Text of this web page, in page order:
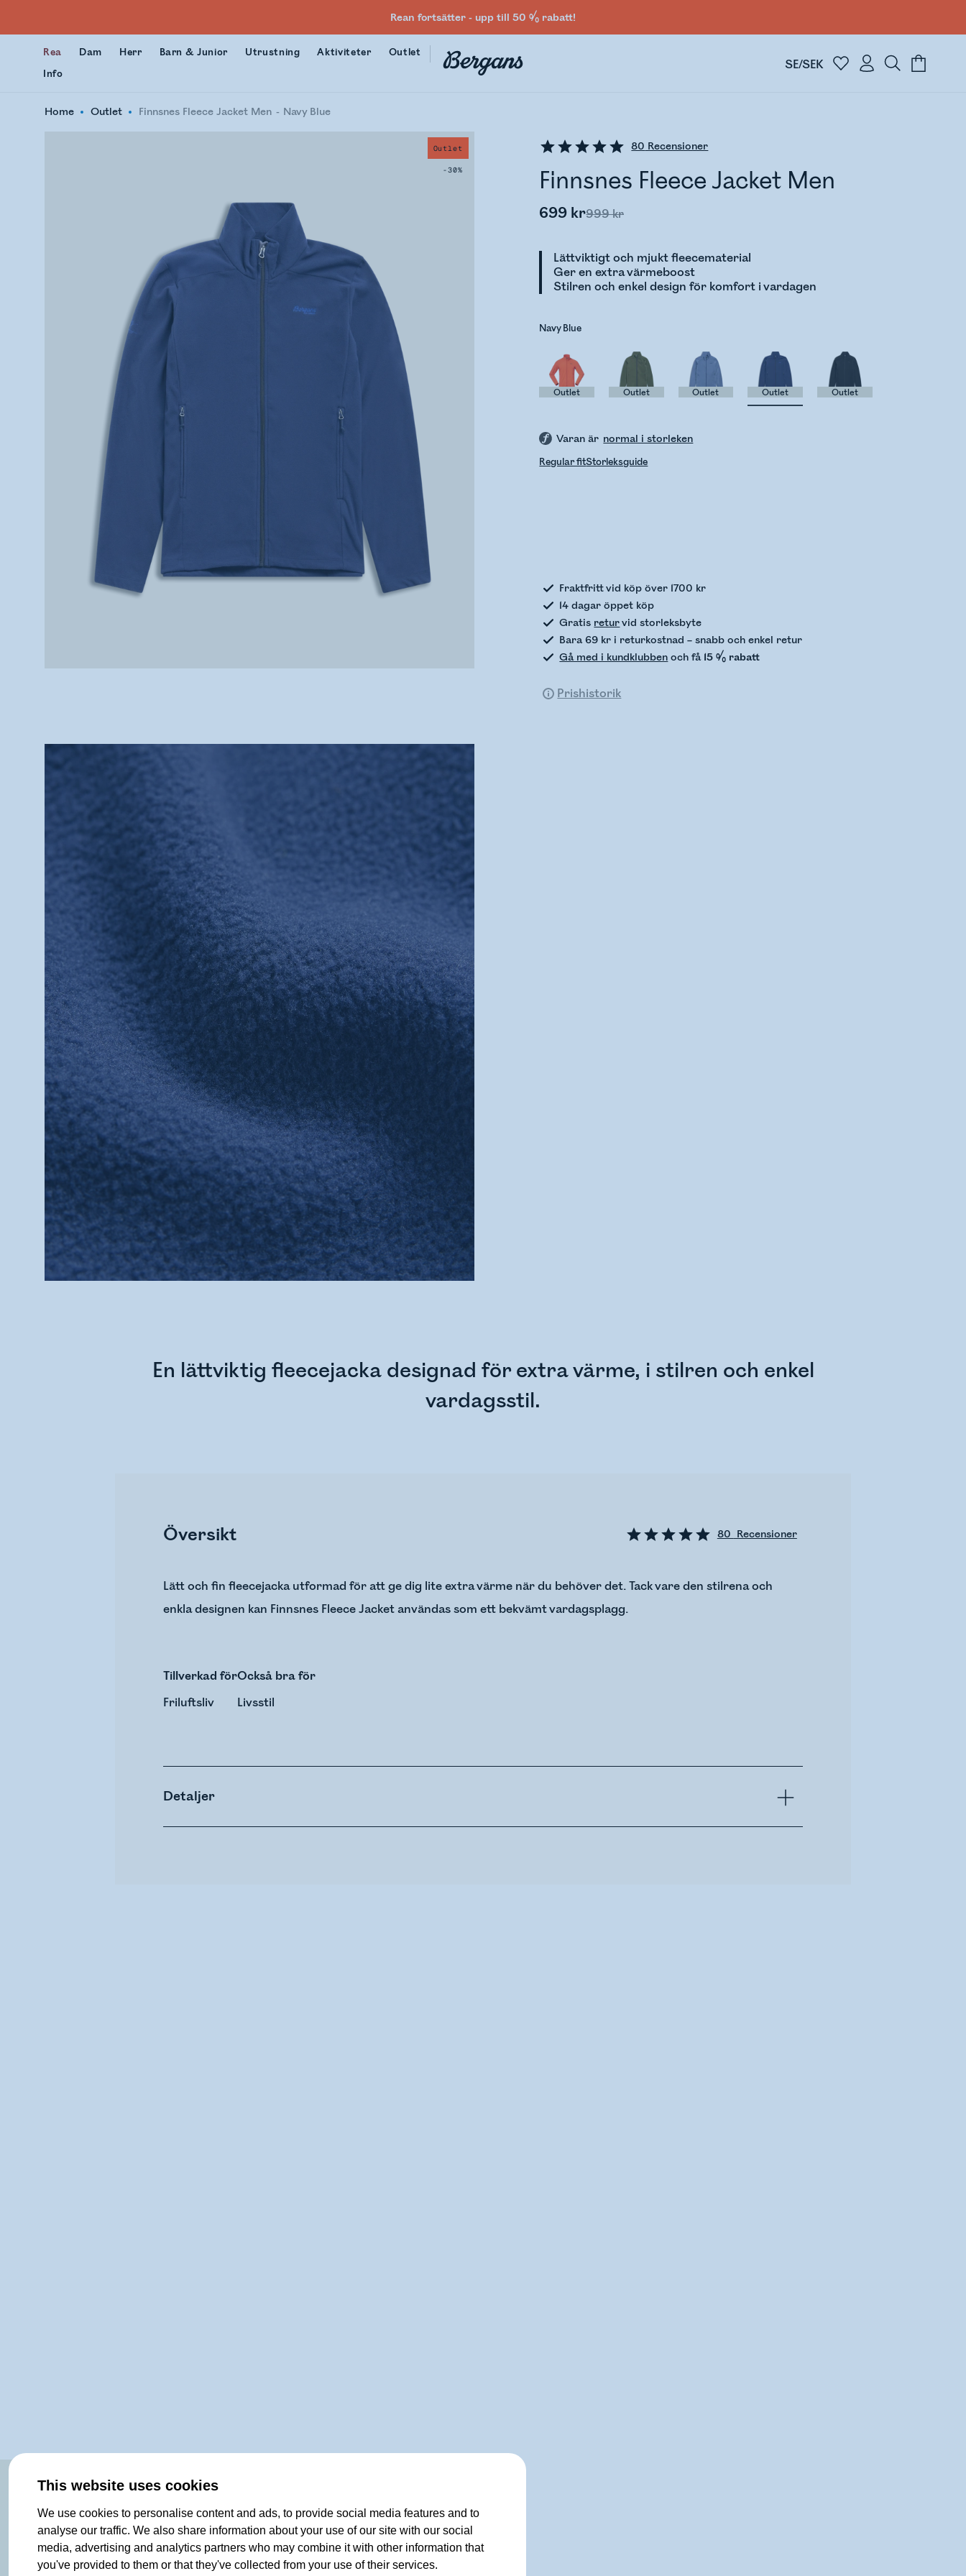
This website uses cookies
We use cookies to personalise content and ads, to provide social media features and to
analyse our traffic. We also share information about your use of our site with our social
media, advertising and analytics partners who may combine it with other information that
you've provided to them or that they've collected from your use of their services.
Rean fortsätter - upp till 50 % rabatt!
Rea Dam Herr Barn & Junior Utrustning Aktiviteter
Outlet
Info
SE/SEK
Home Outlet Finnsnes Fleece Jacket Men Navy Blue
Outlet
-30%
80 Recensioner
Finnsnes Fleece Jacket Men
699 kr999 kr
Lättviktigt och mjukt fleecematerial
Ger en extra värmeboost
Stilren och enkel design för komfort i vardagen
Navy Blue
Outlet Outlet Outlet Outlet Outlet
Varan är normal i storleken
Regular fitStorleksguide
Fraktfritt vid köp över 1700 kr
14 dagar öppet köp
Gratis returvid storleksbyte
Bara 69 kr i returkostnad – snabb och enkel retur
Gå med i kundklubben och få 15 % rabatt
Prishistorik
En lättviktig fleecejacka designad för extra värme, i stilren och enkel
vardagsstil.
Översikt 80 Recensioner
Lätt och fin fleecejacka utformad för att ge dig lite extra värme när du behöver det. Tack vare den stilrena och
enkla designen kan Finnsnes Fleece Jacket användas som ett bekvämt vardagsplagg.
Tillverkad för
Friluftsliv
Också bra för
Livsstil
Detaljer